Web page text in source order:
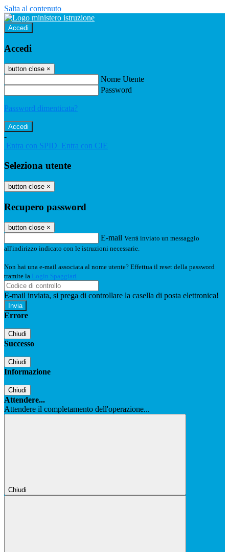
Salta al contenuto
Accedi
Accedi
button close ×
Nome Utente
Password
Password dimenticata?
-
Entra con SPID Entra con CIE
Seleziona utente
button close ×
Recupero password
button close ×
E-mail Verrà inviato un messaggio
all'indirizzo indicato con le istruzioni necessarie.
Non hai una e-mail associata al nome utente? Effettua il reset della password
tramite la Login Spaggiari
E-mail inviata, si prega di controllare la casella di posta elettronica!
Errore
Chiudi
Successo
Chiudi
Informazione
Chiudi
Attendere...
Attendere il completamento dell'operazione...
Chiudi